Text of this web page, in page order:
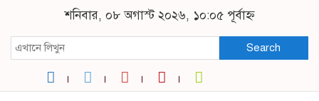
শনিবার, ০৮ অগাস্ট ২০২৬, ১০:০৫ পূর্বাহ্ন
Search